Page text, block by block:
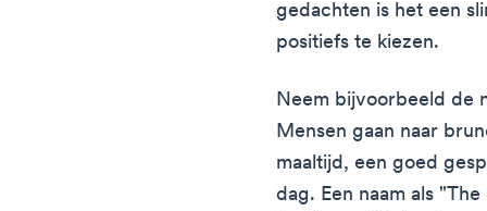
gedachten is het een
positiefs te kiezen.
Neem bijvoorbeeld de
Mensen gaan naar
maaltijd, een goed
dag. Een naam als